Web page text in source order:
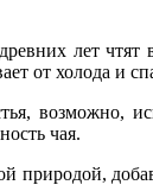
лет
от холода и
возможно,
чая.
природой,